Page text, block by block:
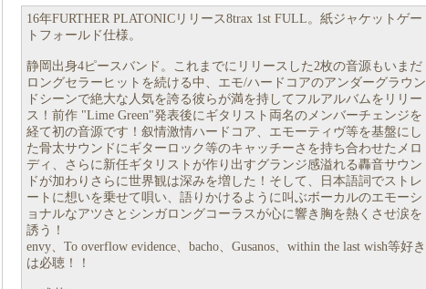
16年FURTHER PLATONICリリース8trax 1st FULL。紙ジャケットゲー
トフォールド仕様。
静岡出身4ピースバンド。これまでにリリースした2枚の音源もいまだ
ロングセラーヒットを続ける中、エモ/ハードコアのアンダーグラウン
ドシーンで絶大な人気を誇る彼らが満を持してフルアルバムをリリー
ス！前作 "Lime Green"発表後にギタリスト両名のメンバーチェンジを
経て初の音源です！叙情激情ハードコア、エモーティヴ等を基盤にし
た骨太サウンドにギターロック等のキャッチーさを持ち合わせたメロ
ディ、さらに新任ギタリストが作り出すグランジ感溢れる轟音サウン
ドが加わりさらに世界観は深みを増した！そして、日本語詞でストレ
ートに想いを乗せて唄い、語りかけるように叫ぶボーカルのエモーシ
ョナルなアツさとシンガロングコーラスが心に響き胸を熱くさせ涙を
誘う！
envy、To overflow evidence、bacho、Gusanos、within the last wish等好き
は必聴！！